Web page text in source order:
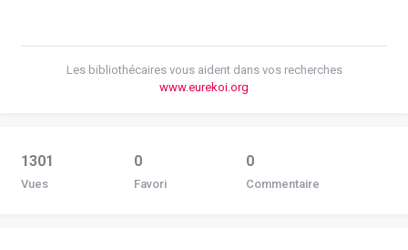
Les bibliothécaires vous aident dans vos recherches
www.eurekoi.org
1301
Vues
0
Favori
0
Commentaire